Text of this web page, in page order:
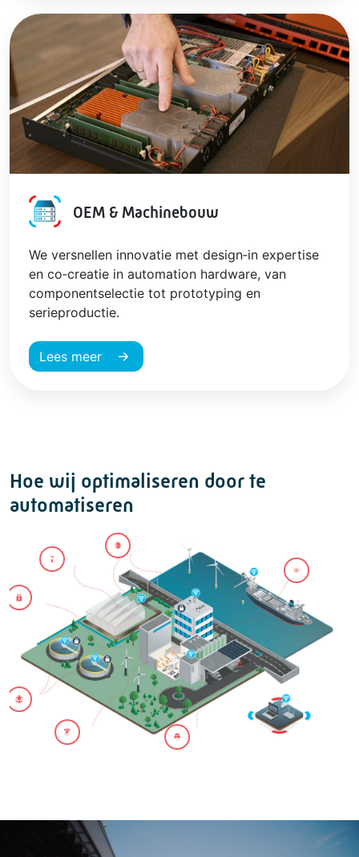
OEM & Machinebouw
We versnellen innovatie met design‑in expertise
en co‑creatie in automation hardware, van
componentselectie tot prototyping en
serieproductie.
Lees meer
Hoe wij optimaliseren door te
automatiseren